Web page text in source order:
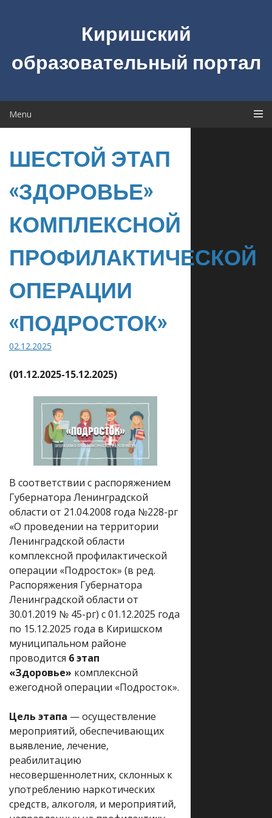
Киришский
образовательный портал
Menu
ШЕСТОЙ ЭТАП
«ЗДОРОВЬЕ»
КОМПЛЕКСНОЙ
ПРОФИЛАКТИЧЕСКОЙ
ОПЕРАЦИИ
«ПОДРОСТОК»
02.12.2025
(01.12.2025-15.12.2025)
В соответствии с распоряжением
Губернатора Ленинградской
области от 21.04.2008 года №228-рг
«О проведении на территории
Ленинградской области
комплексной профилактической
операции «Подросток» (в ред.
Распоряжения Губернатора
Ленинградской области от
30.01.2019 № 45-рг) с 01.12.2025 года
по 15.12.2025 года в Киришском
муниципальном районе
проводится 6 этап
«Здоровье» комплексной
ежегодной операции «Подросток».
Цель этапа — осуществление
мероприятий, обеспечивающих
выявление, лечение,
реабилитацию
несовершеннолетних, склонных к
употреблению наркотических
средств, алкоголя, и мероприятий,